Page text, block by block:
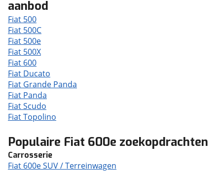
aanbod
Fiat 500
Fiat 500C
Fiat 500e
Fiat 500X
Fiat 600
Fiat Ducato
Fiat Grande Panda
Fiat Panda
Fiat Scudo
Fiat Topolino
Populaire Fiat 600e zoekopdrachten
Carrosserie
Fiat 600e SUV / Terreinwagen